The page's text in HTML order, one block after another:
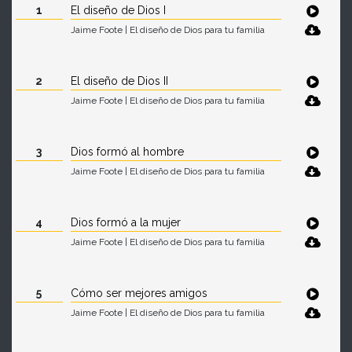
1 El diseño de Dios I
Jaime Foote | El diseño de Dios para tu familia
2 El diseño de Dios II
Jaime Foote | El diseño de Dios para tu familia
3 Dios formó al hombre
Jaime Foote | El diseño de Dios para tu familia
4 Dios formó a la mujer
Jaime Foote | El diseño de Dios para tu familia
5 Cómo ser mejores amigos
Jaime Foote | El diseño de Dios para tu familia